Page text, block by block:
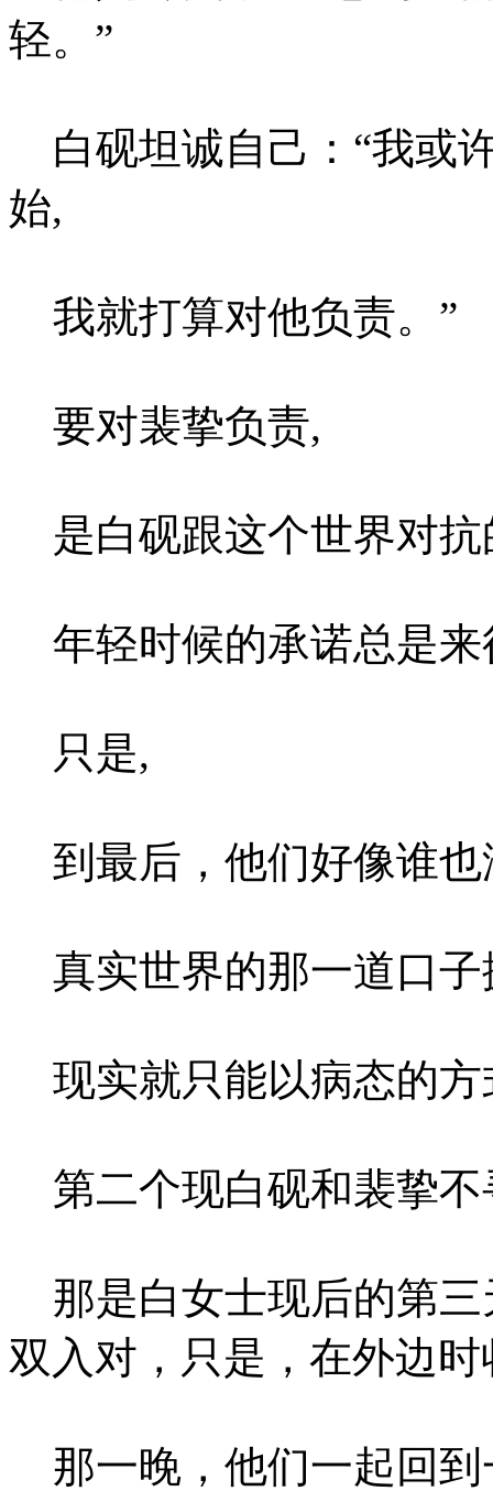
轻。”
白砚坦诚自己：“我或
始,
我就打算对他负责。”
要对裴挚负责,
是白砚跟这个世界对抗
年轻时候的承诺总是来
只是,
到最后，他们好像谁也
真实世界的那一道口子
现实就只能以病态的方
第二个现白砚和裴挚不
那是白女士现后的第三
双入对，只是，在外边
那一晚，他们一起回到